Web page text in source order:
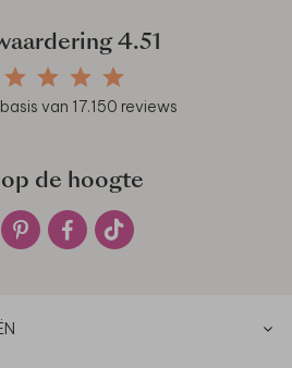
4.51
van 17.150 reviews
de hoogte